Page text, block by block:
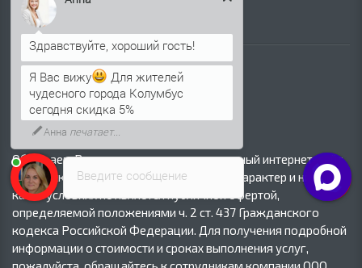
info@profnastilsimferopol.ru
Обращаем Ваше внимание на то, что данный интернет-сайт
носит исключительно информационный характер и ни при
каких условиях не является публичной офертой,
определяемой положениями ч. 2 ст. 437 Гражданского
кодекса Российской Федерации. Для получения подробной
информации о стоимости и сроках выполнения услуг,
Введите сообщение
Я Вас вижу
Для жителей
чудесного города Колумбус
сегодня скидка 5%
Анна печатает...